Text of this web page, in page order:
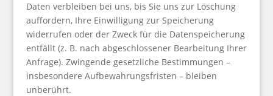
Daten verbleiben bei uns, bis Sie uns zur Löschung
auffordern, Ihre Einwilligung zur Speicherung
widerrufen oder der Zweck für die Datenspeicherung
entfällt (z. B. nach abgeschlossener Bearbeitung Ihrer
Anfrage). Zwingende gesetzliche Bestimmungen –
insbesondere Aufbewahrungsfristen – bleiben
unberührt.